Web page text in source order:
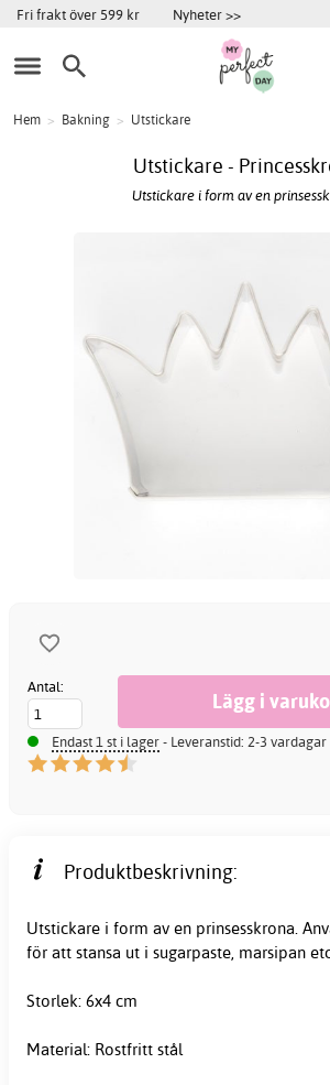
Fri frakt över 599 kr Nyheter >>
Hem > Bakning > Utstickare
Utstickare -
Utstickare i form av en
Antal:
Endast 1 st i lager- Leveranstid: 2-3 vardagar
Produktbeskrivning:
Utstickare i form av en prinsesskrona.
för att stansa ut i sugarpaste, marsipan
Storlek: 6x4 cm
Material: Rostfritt stål